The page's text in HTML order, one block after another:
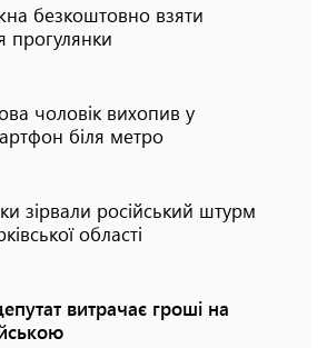
безкоштовно взяти
прогулянки
чоловік вихопив у
біля метро
зірвали російський штурм
області
витрачає гроші на